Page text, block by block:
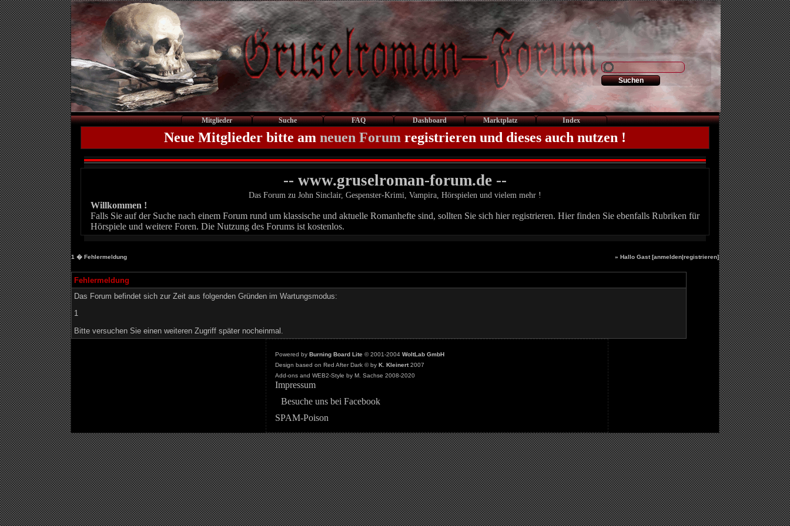
Mitglieder Suche FAQ Dashboard Marktplatz Index
Neue Mitglieder bitte am neuen Forum registrieren und dieses auch nutzen !
-- www.gruselroman-forum.de --
Das Forum zu John Sinclair, Gespenster-Krimi, Vampira, Hörspielen und vielem mehr !
Willkommen !
Falls Sie auf der Suche nach einem Forum rund um klassische und aktuelle Romanhefte sind, sollten Sie sich hier registrieren. Hier finden Sie ebenfalls Rubriken für
Hörspiele und weitere Foren. Die Nutzung des Forums ist kostenlos.
1 � Fehlermeldung » Hallo Gast [anmelden|registrieren]
Fehlermeldung
Das Forum befindet sich zur Zeit aus folgenden Gründen im Wartungsmodus:
1
Bitte versuchen Sie einen weiteren Zugriff später nocheinmal.
Powered by Burning Board Lite© 2001-2004 WoltLab GmbH
Design based on Red After Dark © by K. Kleinert2007
Add-ons and WEB2-Style by M. Sachse 2008-2020
Impressum
Besuche uns bei Facebook
SPAM-Poison